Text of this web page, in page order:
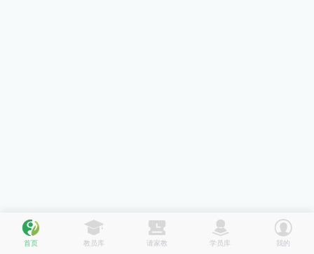
首页 教员库 请家教 学员库 我的